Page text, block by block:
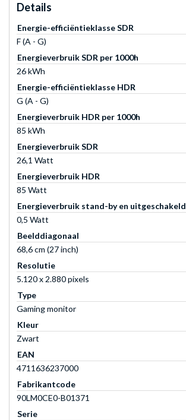
Details
Energie-efficiëntieklasse SDR
F (A - G)
Energieverbruik SDR per 1000h
26 kWh
Energie-efficiëntieklasse HDR
G (A - G)
Energieverbruik HDR per 1000h
85 kWh
Energieverbruik SDR
26,1 Watt
Energieverbruik HDR
85 Watt
Energieverbruik stand-by en uitgeschakeld
0,5 Watt
Beelddiagonaal
68,6 cm (27 inch)
Resolutie
5.120 x 2.880 pixels
Type
Gaming monitor
Kleur
Zwart
EAN
4711636237000
Fabrikantcode
90LM0CE0-B01371
Serie